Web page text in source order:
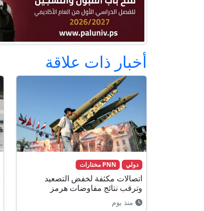
أخبار ذات علاقة
دولي PNN مختارات
اتصالات مكثفة لخفض التصعيد
وترقب نتائج مفاوضات هرمز
منذ يوم